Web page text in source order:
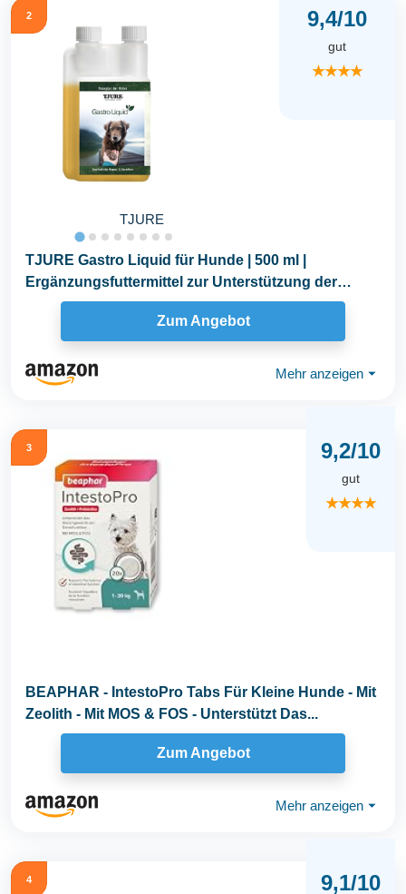
2
TJURE
9,4/10
gut
★★★★
TJURE Gastro Liquid für Hunde | 500 ml |
Ergänzungsfuttermittel zur Unterstützung der
normalen...
Zum Angebot
Mehr anzeigen ⏷
3 9,2/10
gut
★★★★
BEAPHAR - IntestoPro Tabs Für Kleine Hunde - Mit
Zeolith - Mit MOS & FOS - Unterstützt Das...
Zum Angebot
Mehr anzeigen ⏷
4 9,1/10